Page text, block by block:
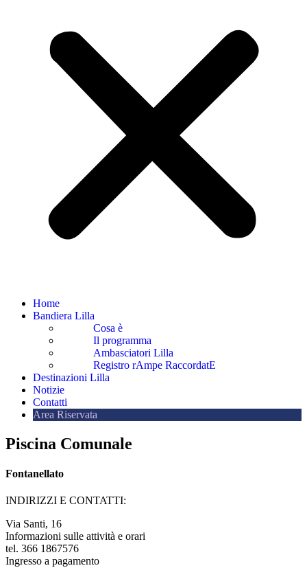
Home
Bandiera Lilla
Cosa è
Il programma
Ambasciatori Lilla
Registro rAmpe RaccordatE
Destinazioni Lilla
Notizie
Contatti
Area Riservata
Piscina Comunale
Fontanellato
INDIRIZZI E CONTATTI:​
Via Santi, 16
Informazioni sulle attività e orari
tel. 366 1867576
Ingresso a pagamento